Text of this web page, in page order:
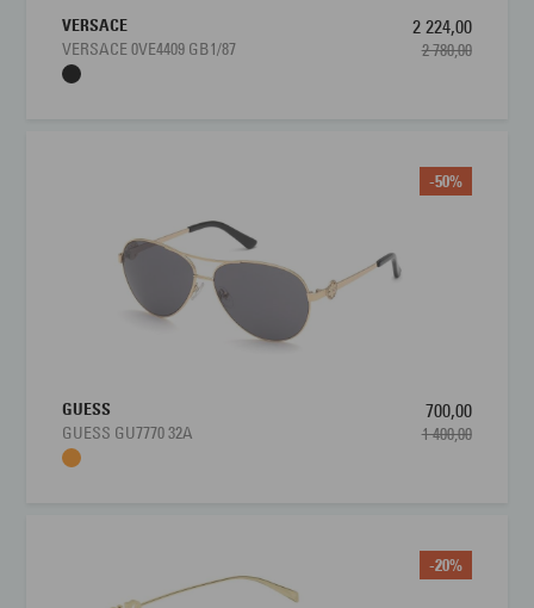
VERSACE
VERSACE 0VE4409 GB1/87
2 224,00
2 780,00
-50%
GUESS
GUESS GU7770 32A
700,00
1 400,00
-20%